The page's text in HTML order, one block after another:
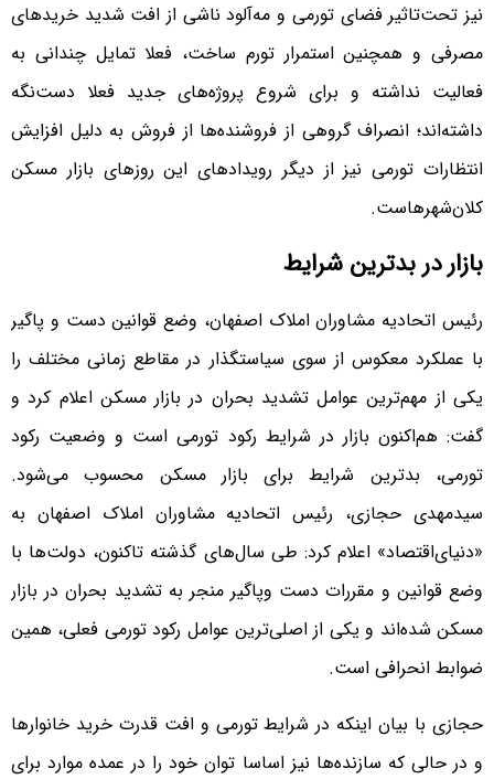
نیز تحت‌تاثیر فضای تورمی و مه‌‌‌آلود ناشی از افت شدید خریدهای
مصرفی و همچنین استمرار تورم ساخت، فعلا تمایل چندانی به
فعالیت نداشته و برای شروع پروژه‌‌‌های جدید فعلا دست‌‌‌نگه
داشته‌‌‌اند؛ انصراف گروهی از فروشنده‌‌‌ها از فروش به دلیل افزایش
انتظارات تورمی نیز از دیگر رویدادهای این روزهای بازار مسکن
کلان‌شهرهاست.
بازار در بدترین شرایط
رئیس اتحادیه مشاوران املاک اصفهان، وضع قوانین دست و پاگیر
با عملکرد معکوس از سوی سیاستگذار در مقاطع زمانی مختلف را
یکی از مهم‌ترین عوامل تشدید بحران در بازار مسکن اعلام کرد و
گفت: هم‌‌‌اکنون بازار در شرایط رکود تورمی است و وضعیت رکود
تورمی، بدترین شرایط برای بازار مسکن محسوب می‌شود.
سیدمهدی حجازی، رئیس اتحادیه مشاوران املاک اصفهان به
«دنیای‌اقتصاد» اعلام کرد: طی سال‌های گذشته تاکنون، دولت‌‌‌ها با
وضع قوانین و مقررات دست وپاگیر منجر به تشدید بحران در بازار
مسکن شده‌‌‌اند و یکی از اصلی‌‌‌ترین عوامل رکود تورمی فعلی، همین
ضوابط انحرافی است.
حجازی با بیان اینکه در شرایط تورمی و افت قدرت خرید خانوارها
و در حالی که سازنده‌‌‌ها نیز اساسا توان خود را در عمده موارد برای